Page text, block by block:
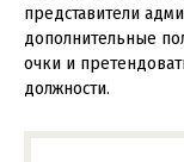
представители
дополнительные
очки и
должности.